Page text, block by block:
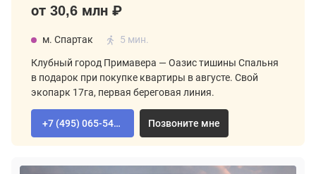
от 30,6 млн ₽
м. Спартак 5 мин.
Клубный город Примавера — Оазис тишины Спальня
в подарок при покупке квартиры в августе. Свой
экопарк 17га, первая береговая линия.
+7 (495) 065-54-02 Позвоните мне